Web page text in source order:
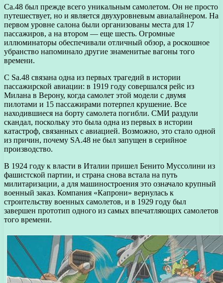
Са.48 был прежде всего уникальным самолетом. Он не просто
путешествует, но и является двухуровневым авиалайнером. На
первом уровне салона были организованы места для 17
пассажиров, а на втором — еще шесть. Огромные
иллюминаторы обеспечивали отличный обзор, а роскошное
убранство напоминало другие знаменитые вагоны того
времени.
С Sa.48 связана одна из первых трагедий в истории
пассажирской авиации: в 1919 году совершался рейс из
Милана в Верону, когда самолет этой модели с двумя
пилотами и 15 пассажирами потерпел крушение. Все
находившиеся на борту самолета погибли. СМИ раздули
скандал, поскольку это была одна из первых в истории
катастроф, связанных с авиацией. Возможно, это стало одной
из причин, почему SA.48 не был запущен в серийное
производство.
В 1924 году к власти в Италии пришел Бенито Муссолини из
фашистской партии, и страна снова встала на путь
милитаризации, а для машиностроения это означало крупный
военный заказ. Компания «Капрони» вернулась к
строительству военных самолетов, и в 1929 году был
завершен прототип одного из самых впечатляющих самолетов
того времени.